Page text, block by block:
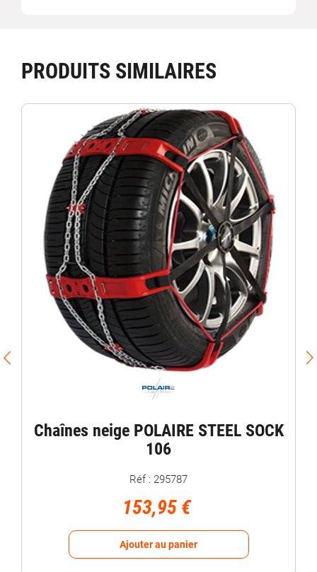
PRODUITS SIMILAIRES
Chaînes neige POLAIRE STEEL SOCK
106
Réf : 295787
153,95 €
Ajouter au panier